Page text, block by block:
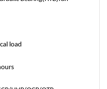
load